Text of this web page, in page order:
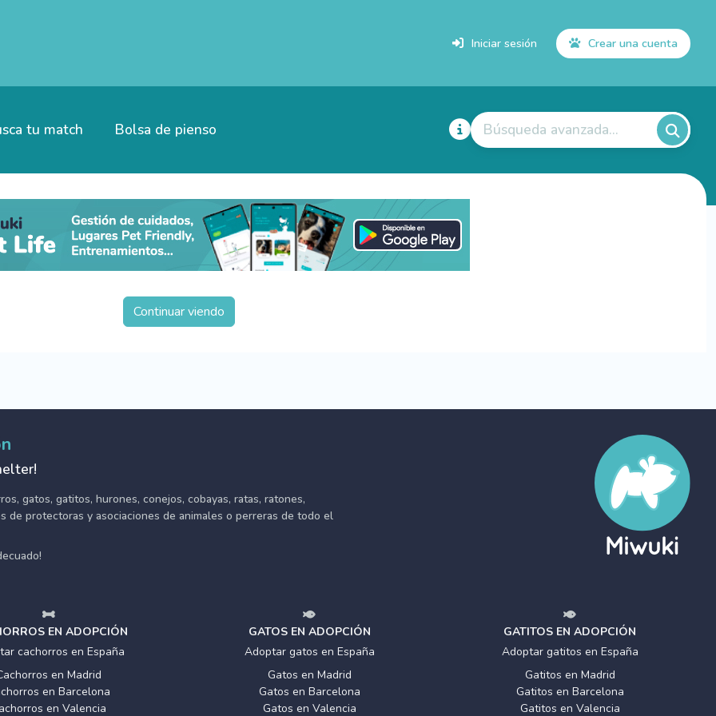
Iniciar sesión Crear una cuenta
tu match Bolsa de pienso Búsqueda avanzada...
Continuar viendo
gatos, gatitos, hurones, conejos, cobayas, ratas, ratones,
de protectoras y asociaciones de animales o perreras de todo el
EN ADOPCIÓN
cachorros en España
en Madrid
en Barcelona
en Valencia
GATOS EN ADOPCIÓN
Adoptar gatos en España
Gatos en Madrid
Gatos en Barcelona
Gatos en Valencia
GATITOS EN ADOPCIÓN
Adoptar gatitos en España
Gatitos en Madrid
Gatitos en Barcelona
Gatitos en Valencia